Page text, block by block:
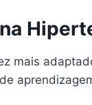
mais